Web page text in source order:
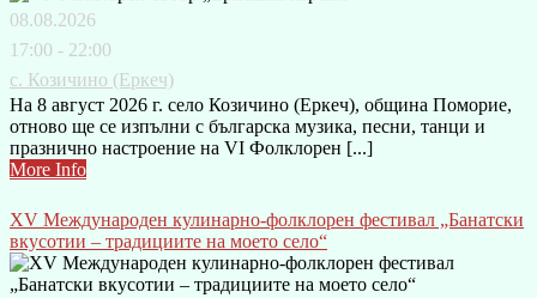
08.08.2026
17:00 - 22:00
с. Козичино (Еркеч)
На 8 август 2026 г. село Козичино (Еркеч), община Поморие,
отново ще се изпълни с българска музика, песни, танци и
празнично настроение на VI Фолклорен [...]
More Info
XV Международен кулинарно-фолклорен фестивал „Банатски
вкусотии – традициите на моето село“